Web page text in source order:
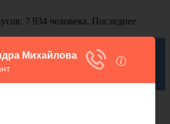
7 934 человека. Последнее